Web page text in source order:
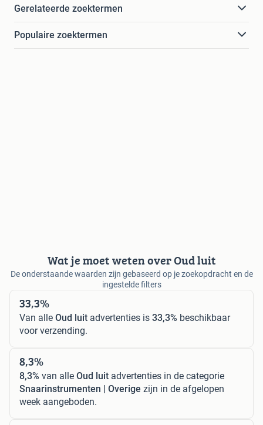
Gerelateerde zoektermen
Populaire zoektermen
Wat je moet weten over Oud luit
De onderstaande waarden zijn gebaseerd op je zoekopdracht en de
ingestelde filters
33,3%
Van alle Oud luit advertenties is 33,3% beschikbaar
voor verzending.
8,3%
8,3% van alle Oud luit advertenties in de categorie
Snaarinstrumenten | Overige zijn in de afgelopen
week aangeboden.